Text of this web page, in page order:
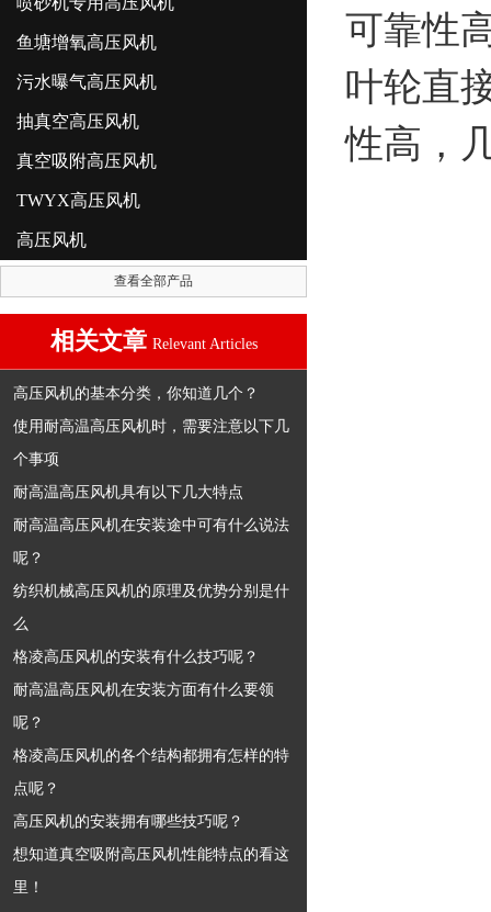
鱼塘增氧高压风机
污水曝气高压风机
抽真空高压风机
真空吸附高压风机
TWYX高压风机
高压风机
查看全部产品
相关文章 Relevant Articles
高压风机的基本分类，你知道几个？
使用耐高温高压风机时，需要注意以下几
个事项
耐高温高压风机具有以下几大特点
耐高温高压风机在安装途中可有什么说法
呢？
纺织机械高压风机的原理及优势分别是什
么
格凌高压风机的安装有什么技巧呢？
耐高温高压风机在安装方面有什么要领
呢？
格凌高压风机的各个结构都拥有怎样的特
点呢？
高压风机的安装拥有哪些技巧呢？
想知道真空吸附高压风机性能特点的看这
里！
可靠性
叶轮直
性高，